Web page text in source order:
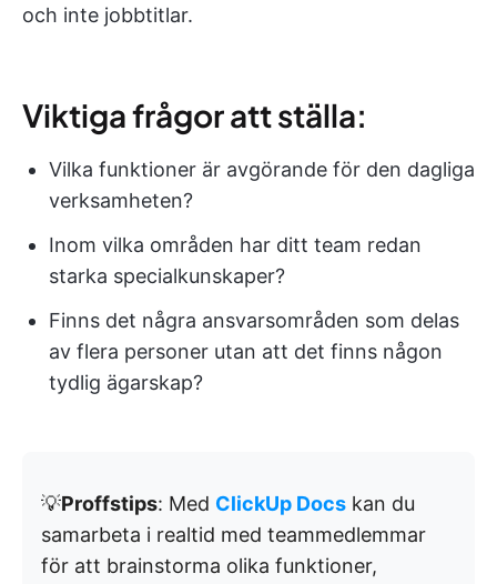
och inte jobbtitlar.
Viktiga frågor att ställa:
Vilka funktioner är avgörande för den dagliga
verksamheten?
Inom vilka områden har ditt team redan
starka specialkunskaper?
Finns det några ansvarsområden som delas
av flera personer utan att det finns någon
tydlig ägarskap?
💡Proffstips: Med ClickUp Docs kan du
samarbeta i realtid med teammedlemmar
för att brainstorma olika funktioner,